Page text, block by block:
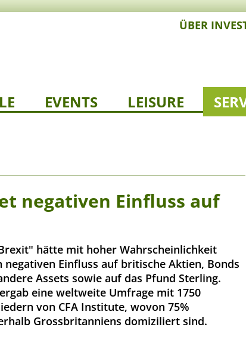
ÜBER
EVENTS LEISURE
negativen Einfluss auf
hätte mit hoher Wahrscheinlichkeit
negativen Einfluss auf britische Aktien, Bonds
Assets sowie auf das Pfund Sterling.
eine weltweite Umfrage mit 1750
von CFA Institute, wovon 75%
Grossbritanniens domiziliert sind.